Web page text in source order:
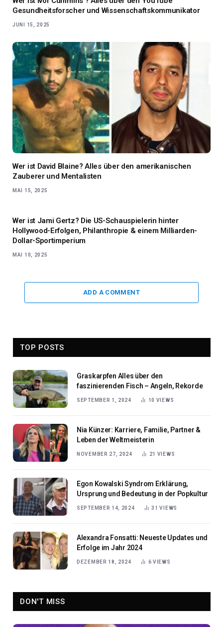
Gesundheitsforscher und Wissenschaftskommunikator
JUNI 15, 2025
Wer ist David Blaine? Alles über den amerikanischen
Zauberer und Mentalisten
MAI 15, 2025
Wer ist Jami Gertz? Die US-Schauspielerin hinter
Hollywood-Erfolgen, Philanthropie & einem Milliarden-
Dollar-Sportimperium
MAI 10, 2025
ADD A COMMENT
TOP POSTS
Graskarpfen Alles über den
faszinierenden Fisch – Angeln, Rekorde
SEPTEMBER 1, 2024 10 VIEWS
Nia Künzer: Karriere, Familie, Partner &
Leben der Weltmeisterin
NOVEMBER 27, 2024 21 VIEWS
Egon Kowalski Syndrom Erklärung,
Ursprung und Bedeutung in der Popkultur
SEPTEMBER 14, 2024 31VIEWS
Alexandra Fonsatti: Neueste Updates und
Erfolge im Jahr 2024
DEZEMBER 18, 2024 6VIEWS
DON'T MISS